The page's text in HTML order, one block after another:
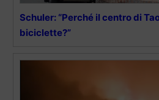
Schuler: “Perché il centro di
biciclette?”